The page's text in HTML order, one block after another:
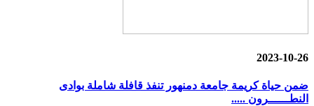
2023-10-26
ضمن حياة كريمة جامعة دمنهور تنفذ قافلة شاملة بوادى
النطــــــرون .....